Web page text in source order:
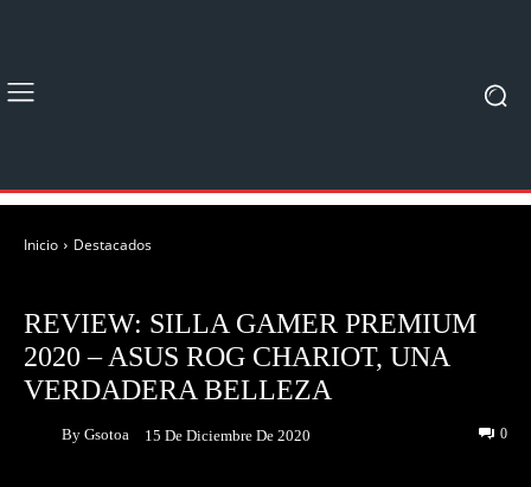
Inicio Destacados
REVIEW: SILLA GAMER PREMIUM
2020 – ASUS ROG CHARIOT, UNA
VERDADERA BELLEZA
By Gsotoa 15 De Diciembre De 2020 0